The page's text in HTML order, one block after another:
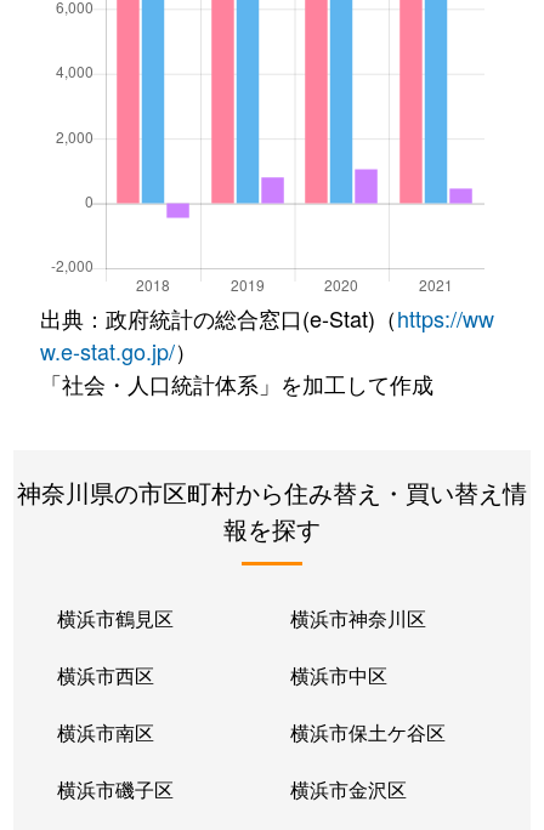
出典：政府統計の総合窓口(e-Stat)（https://ww
w.e-stat.go.jp/）
「社会・人口統計体系」を加工して作成
神奈川県の市区町村から住み替え・買い替え情
報を探す
横浜市鶴見区 横浜市神奈川区
横浜市西区 横浜市中区
横浜市南区 横浜市保土ケ谷区
横浜市磯子区 横浜市金沢区